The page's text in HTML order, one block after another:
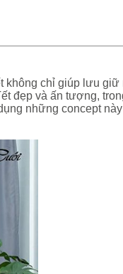
chỉ giúp lưu
đẹp và ấn tượng,
những concept